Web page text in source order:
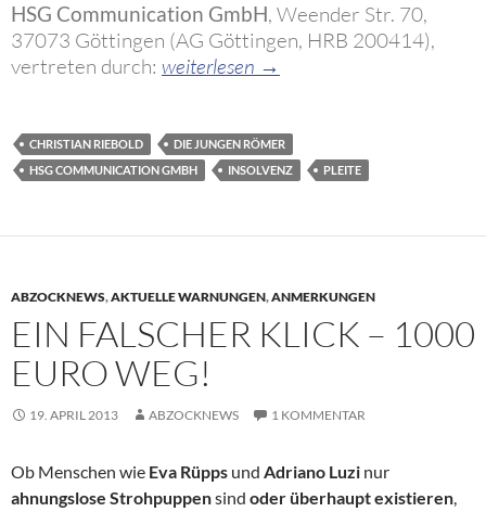
HSG Communication GmbH, Weender Str. 70,
37073 Göttingen (AG Göttingen, HRB 200414),
vertreten durch: Die HSG Communication GmbH von
weiterlesen →
CHRISTIAN RIEBOLD
DIE JUNGEN RÖMER
HSG COMMUNICATION GMBH
INSOLVENZ PLEITE
ABZOCKNEWS,AKTUELLE WARNUNGEN,ANMERKUNGEN
EIN FALSCHER KLICK – 1000
EURO WEG!
19. APRIL 2013 ABZOCKNEWS 1 KOMMENTAR
Ob Menschen wie Eva Rüpps und Adriano Luzi nur
ahnungslose Strohpuppensind oder überhaupt existieren,